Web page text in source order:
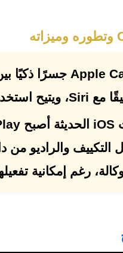
Apple جسرًا ذكيًا
مع Siri، ويتيح
التكييف والراديو
رغم إمكانية